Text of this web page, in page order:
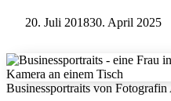
20. Juli 201830. April 2025
Businessportraits von Fotografin